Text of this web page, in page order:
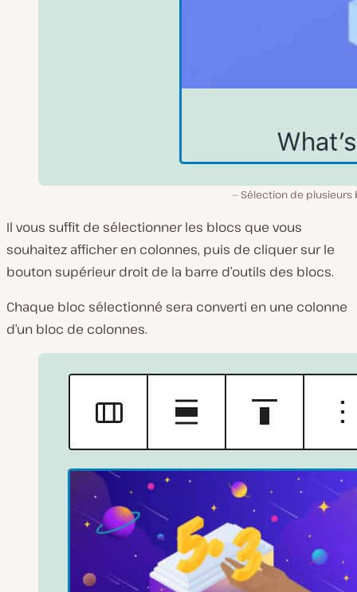
Sélection de plusieurs
Il vous suffit de sélectionner les blocs que vous
souhaitez afficher en colonnes, puis de cliquer sur le
bouton supérieur droit de la barre d’outils des blocs.
Chaque bloc sélectionné sera converti en une colonne
d’un bloc de colonnes.